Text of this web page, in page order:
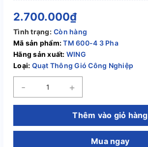
2.700.000₫
Tình trạng: Còn hàng
Mã sản phẩm:TM 600-4 3 Pha
Hãng sản xuất: WING
Loại: Quạt Thông Gió Công Nghiệp
- +
Thêm vào giỏ hàng
Mua ngay